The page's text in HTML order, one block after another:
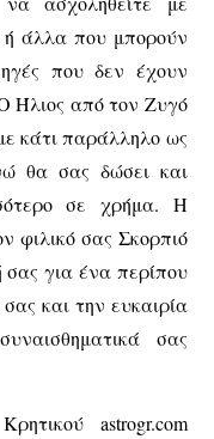
ή άλλα που μπορούν
που δεν έχουν
Ήλιος από τον Ζυγό
κάτι παράλληλο ως
θα σας δώσει και
σε χρήμα. Η
φιλικό σας Σκορπιό
για ένα περίπου
και την ευκαιρία
σας
astrogr.com